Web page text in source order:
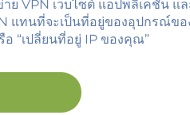
VPN เว็บไซต์ แอปพลิเคชัน แล
แทนที่จะเป็นที่อยู่ของอุปกรณ์ข
“เปลี่ยนที่อยู่ IP ของคุณ”